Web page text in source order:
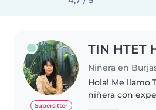
Supersitter
TIN HTET
Niñera en
Hola! Me llamo
niñera con